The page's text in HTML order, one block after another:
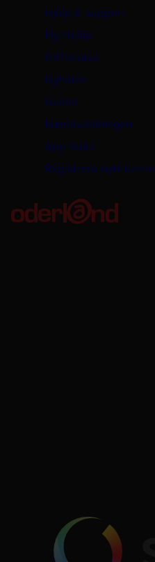
Hjälp & support
Flytthjälp
Driftstatus
Nyheter
Guider
Kundavdelningen
App Suite
Registrera nytt konto